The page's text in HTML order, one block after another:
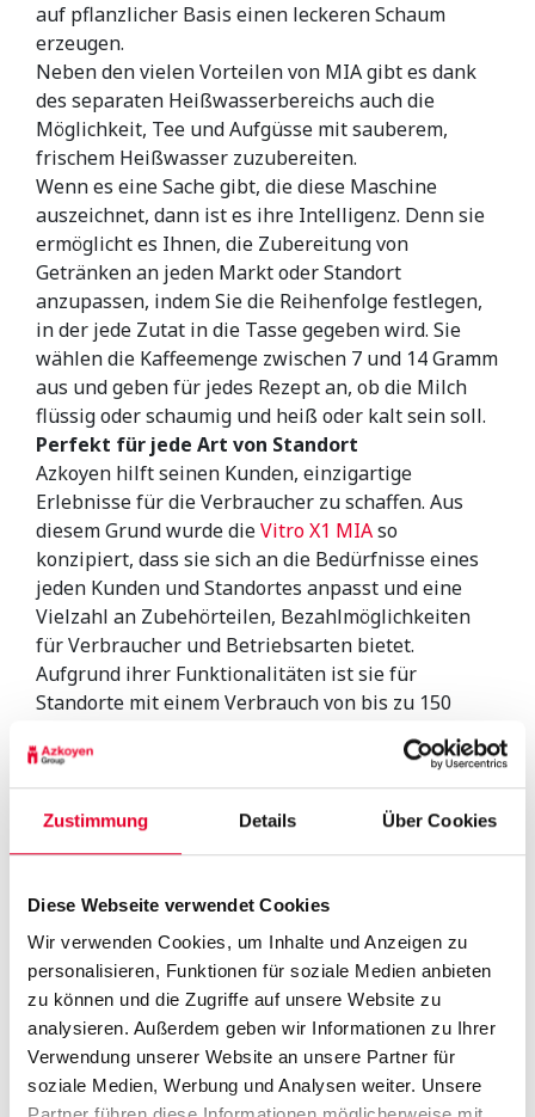
Zustimmung Details Über Cookies
Diese Webseite verwendet Cookies
Wir verwenden Cookies, um Inhalte und Anzeigen zu
personalisieren, Funktionen für soziale Medien anbieten
zu können und die Zugriffe auf unsere Website zu
analysieren. Außerdem geben wir Informationen zu Ihrer
Verwendung unserer Website an unsere Partner für
soziale Medien, Werbung und Analysen weiter. Unsere
auf pflanzlicher Basis einen leckeren Schaum
erzeugen.
Neben den vielen Vorteilen von MIA gibt es dank
des separaten Heißwasserbereichs auch die
Möglichkeit, Tee und Aufgüsse mit sauberem,
frischem Heißwasser zuzubereiten.
Wenn es eine Sache gibt, die diese Maschine
auszeichnet, dann ist es ihre Intelligenz. Denn sie
ermöglicht es Ihnen, die Zubereitung von
Getränken an jeden Markt oder Standort
anzupassen, indem Sie die Reihenfolge festlegen,
in der jede Zutat in die Tasse gegeben wird. Sie
wählen die Kaffeemenge zwischen 7 und 14 Gramm
aus und geben für jedes Rezept an, ob die Milch
flüssig oder schaumig und heiß oder kalt sein soll.
Perfekt für jede Art von Standort
Azkoyen hilft seinen Kunden, einzigartige
Erlebnisse für die Verbraucher zu schaffen. Aus
diesem Grund wurde dieVitro X1 MIAso
konzipiert, dass sie sich an die Bedürfnisse eines
jeden Kunden und Standortes anpasst und eine
Vielzahl an Zubehörteilen, Bezahlmöglichkeiten
für Verbraucher und Betriebsarten bietet.
Aufgrund ihrer Funktionalitäten ist sie für
Standorte mit einem Verbrauch von bis zu 150
Büros, Coffee-to-Go-Einrichtungen, Convenience
Shops, Hotels und Tankstellen, in denen der
Service intuitiv und schnell sein muss.
benutzerfreundlicher automatischer
Reinigungsprozess, der eine perfekte Reinigung
des Frischmilchsystems gewährleistet.
Und um sich den Anforderungen des aktuellen
Kontextes in Bezug auf Benutzersicherheit und
Hygiene anzupassen, ermöglicht dieses Modell die
Produktauswahl ohne Kontakt mit der Oberfläche
dank der patentierten Distance Selection-